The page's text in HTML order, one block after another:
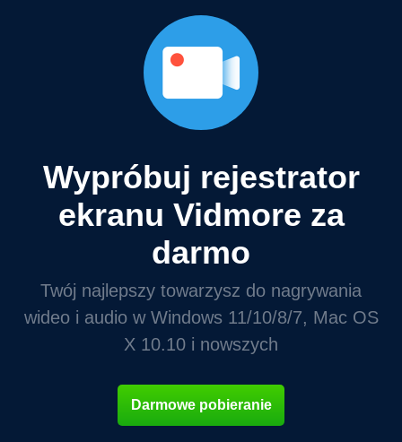
Wypróbuj rejestrator
ekranu Vidmore za
darmo
Twój najlepszy towarzysz do nagrywania
wideo i audio w Windows 11/10/8/7, Mac OS
X 10.10 i nowszych
Darmowe pobieranie